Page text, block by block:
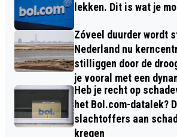
lekken. Dit is wat je
Zóveel duurder wordt
Nederland nu
stilliggen door de
je vooral met een
Heb je recht op
het Bol.com-datalek?
slachtoffers aan
kregen